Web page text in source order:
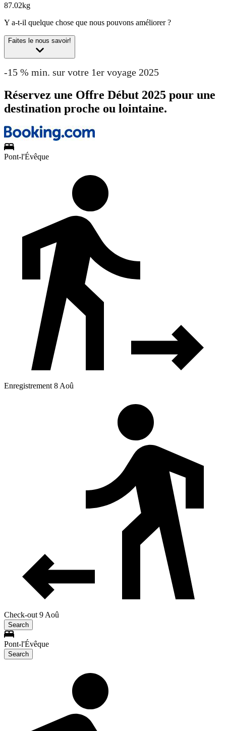
87.02kg
Y a-t-il quelque chose que nous pouvons améliorer ?
Faites le nous savoir!
-15 % min. sur votre 1er voyage 2025
Réservez une Offre Début 2025 pour une
destination proche ou lointaine.
Pont-l'Évêque
Enregistrement 8 Aoû
Check-out 9 Aoû
Search
Pont-l'Évêque
Search